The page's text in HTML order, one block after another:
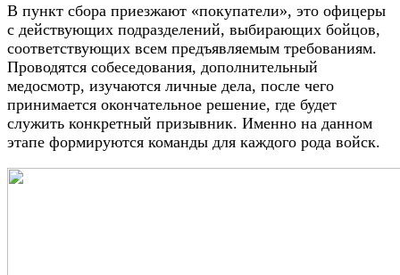
В пункт сбора приезжают «покупатели», это офицеры
с действующих подразделений, выбирающих бойцов,
соответствующих всем предъявляемым требованиям.
Проводятся собеседования, дополнительный
медосмотр, изучаются личные дела, после чего
принимается окончательное решение, где будет
служить конкретный призывник. Именно на данном
этапе формируются команды для каждого рода войск.